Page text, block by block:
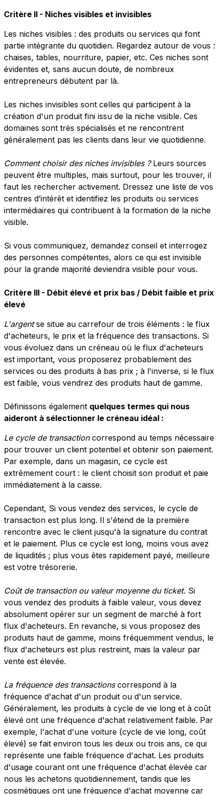
Critère II - Niches visibles et invisibles
Les niches visibles : des produits ou services qui font
partie intégrante du quotidien. Regardez autour de vous :
chaises, tables, nourriture, papier, etc. Ces niches sont
évidentes et, sans aucun doute, de nombreux
entrepreneurs débutent par là.
Les niches invisibles sont celles qui participent à la
création d'un produit fini issu de la niche visible. Ces
domaines sont très spécialisés et ne rencontrent
généralement pas les clients dans leur vie quotidienne.
Comment choisir des niches invisibles ? Leurs sources
peuvent être multiples, mais surtout, pour les trouver, il
faut les rechercher activement. Dressez une liste de vos
centres d’intérêt et identifiez les produits ou services
intermédiaires qui contribuent à la formation de la niche
visible.
Si vous communiquez, demandez conseil et interrogez
des personnes compétentes, alors ce qui est invisible
pour la grande majorité deviendra visible pour vous.
Critère III - Débit élevé et prix bas / Débit faible et prix
élevé
L'argent se situe au carrefour de trois éléments : le flux
d'acheteurs, le prix et la fréquence des transactions. Si
vous évoluez dans un créneau où le flux d'acheteurs
est important, vous proposerez probablement des
services ou des produits à bas prix ; à l'inverse, si le flux
est faible, vous vendrez des produits haut de gamme.
Définissons également quelques termes qui nous
aideront à sélectionner le créneau idéal :
Le cycle de transaction correspond au temps nécessaire
pour trouver un client potentiel et obtenir son paiement.
Par exemple, dans un magasin, ce cycle est
extrêmement court : le client choisit son produit et paie
immédiatement à la caisse.
Cependant, Si vous vendez des services, le cycle de
transaction est plus long. Il s'étend de la première
rencontre avec le client jusqu'à la signature du contrat
et le paiement. Plus ce cycle est long, moins vous avez
de liquidités ; plus vous êtes rapidement payé, meilleure
est votre trésorerie.
Coût de transaction ou valeur moyenne du ticket. Si
vous vendez des produits à faible valeur, vous devez
absolument opérer sur un segment de marché à fort
flux d'acheteurs. En revanche, si vous proposez des
produits haut de gamme, moins fréquemment vendus, le
flux d'acheteurs est plus restreint, mais la valeur par
vente est élevée.
La fréquence des transactions correspond à la
fréquence d'achat d'un produit ou d'un service.
Généralement, les produits à cycle de vie long et à coût
élevé ont une fréquence d'achat relativement faible. Par
exemple, l'achat d'une voiture (cycle de vie long, coût
élevé) se fait environ tous les deux ou trois ans, ce qui
représente une faible fréquence d'achat. Les produits
d'usage courant ont une fréquence d'achat élevée car
nous les achetons quotidiennement, tandis que les
cosmétiques ont une fréquence d'achat moyenne car